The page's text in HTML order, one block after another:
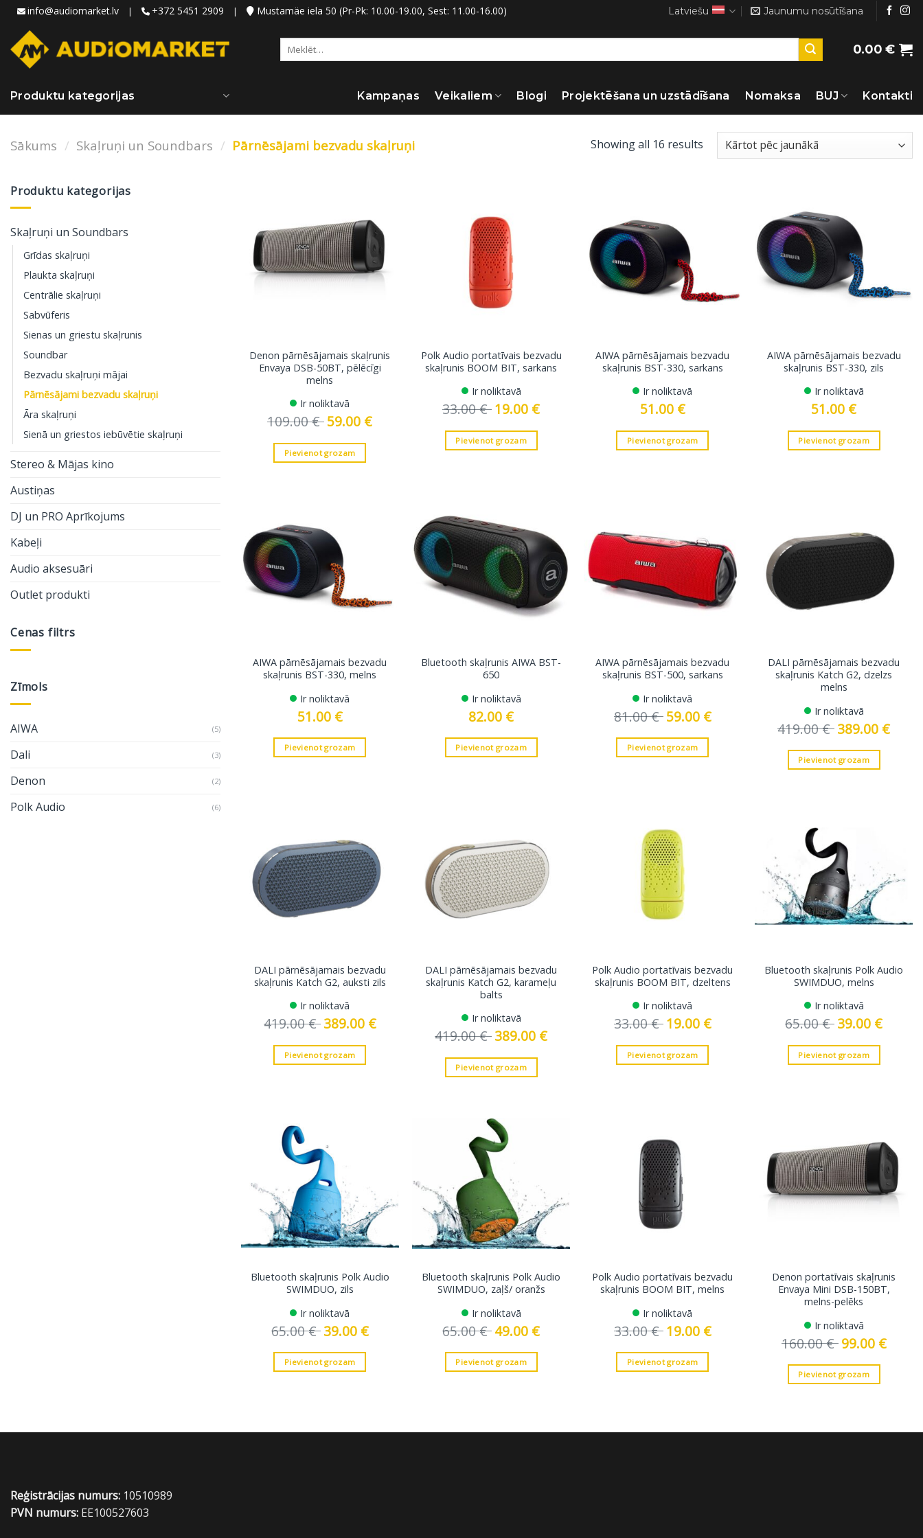
Skip
content
info@audiomarket.lv | +372 5451 2909 | Mustamäe iela 50 (Pr-Pk: 10.00-19.00, Sest: 11.00-16.00) Latviešu Jaunumu nosūtīšana
Meklēt: 0.00€
Produktu kategorijas Kampaņas Veikaliem Blogi Projektēšana un uzstādīšana Nomaksa BUJ Kontakti
Sākums / Skaļruņi un Soundbars / Pārnēsājami bezvadu skaļruņi Showing all 16 resultsSorted
Produktu kategorijas
Skaļruņi un Soundbars
Grīdas skaļruņi
Plaukta skaļruņi
Centrālie skaļruņi
Sabvūferis
Sienas un griestu skaļrunis
Soundbar
Bezvadu skaļruņi mājai
Pārnēsājami bezvadu skaļruņi
Āra skaļruņi
Sienā un griestos iebūvētie skaļruņi
Stereo & Mājas kino
Austiņas
DJ un PRO Aprīkojums
Kabeļi
Audio aksesuāri
Outlet produkti
Cenas filtrs
Zīmols
AIWA (5)
Dali (3)
Denon (2)
Polk Audio (6)
Denon pārnēsājamais skaļrunis
Envaya DSB-50BT, pēlēcīgi
melns
Ir noliktavā
109.00€ Original
price
109.00 €.
59.00 €Current
price
Pievienot grozam
Polk Audio portatīvais bezvadu
skaļrunis BOOM BIT, sarkans
Ir noliktavā
33.00€ Original
price
33.00 €.
19.00 €Current
price
Pievienot grozam
AIWA pārnēsājamais bezvadu
skaļrunis BST-330, sarkans
Ir noliktavā
51.00 €
Pievienot grozam
AIWA pārnēsājamais bezvadu
skaļrunis BST-330, zils
Ir noliktavā
51.00 €
Pievienot grozam
AIWA pārnēsājamais bezvadu
skaļrunis BST-330, melns
Ir noliktavā
51.00 €
Pievienot grozam
Bluetooth skaļrunis AIWA BST-
650
Ir noliktavā
82.00 €
Pievienot grozam
AIWA pārnēsājamais bezvadu
skaļrunis BST-500, sarkans
Ir noliktavā
81.00€ Original
price
81.00 €.
59.00 €Current
price
Pievienot grozam
DALI pārnēsājamais bezvadu
skaļrunis Katch G2, dzelzs
melns
Ir noliktavā
419.00€ Original
price
419.00 €.
389.00 €Current
price
Pievienot grozam
DALI pārnēsājamais bezvadu
skaļrunis Katch G2, auksti zils
Ir noliktavā
419.00€ Original
price
419.00 €.
389.00 €Current
price
Pievienot grozam
DALI pārnēsājamais bezvadu
skaļrunis Katch G2, karameļu
balts
Ir noliktavā
419.00€ Original
price
419.00 €.
389.00 €Current
price
Pievienot grozam
Polk Audio portatīvais bezvadu
skaļrunis BOOM BIT, dzeltens
Ir noliktavā
33.00€ Original
price
33.00 €.
19.00 €Current
price
Pievienot grozam
Bluetooth skaļrunis Polk Audio
SWIMDUO, melns
Ir noliktavā
65.00€ Original
price
65.00 €.
39.00 €Current
price
Pievienot grozam
Bluetooth skaļrunis Polk Audio
SWIMDUO, zils
Ir noliktavā
65.00€ Original
price
65.00 €.
39.00 €Current
price
Pievienot grozam
Bluetooth skaļrunis Polk Audio
SWIMDUO, zaļš/ oranžs
Ir noliktavā
65.00€ Original
price
65.00 €.
49.00 €Current
price
Pievienot grozam
Polk Audio portatīvais bezvadu
skaļrunis BOOM BIT, melns
Ir noliktavā
33.00€ Original
price
33.00 €.
19.00 €Current
price
Pievienot grozam
Denon portatīvais skaļrunis
Envaya Mini DSB-150BT,
melns-pelēks
Ir noliktavā
160.00€ Original
price
160.00 €.
99.00 €Current
price
Pievienot grozam
Reģistrācijas numurs: 10510989
PVN numurs: EE100527603